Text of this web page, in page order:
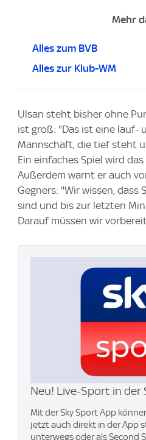
Mehr
Alles zum BVB
Alles zur Klub-WM
Ulsan steht bisher ohne
ist groß: "Das ist eine lauf-
Mannschaft, die tief steht
Ein einfaches Spiel wird das
Außerdem warnt er auch
Gegners: "Wir wissen, dass
sind und bis zur letzten
Darauf müssen wir
Neu! Live-Sport in der
Mit der Sky Sport App
jetzt auch direkt in der App
unterwegs oder als Second